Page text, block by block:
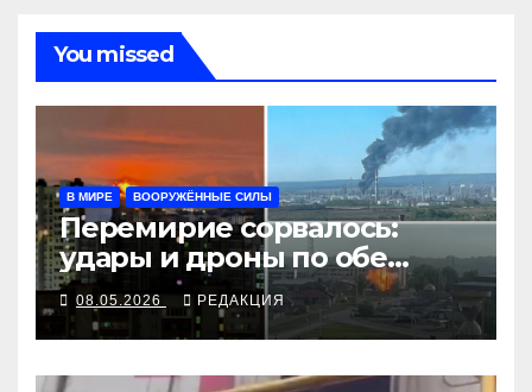
You missed
В МИРЕ ВООРУЖЁННЫЕ СИЛЫ
Перемирие сорвалось:
удары и дроны по обе
стороны
08.05.2026 РЕДАКЦИЯ